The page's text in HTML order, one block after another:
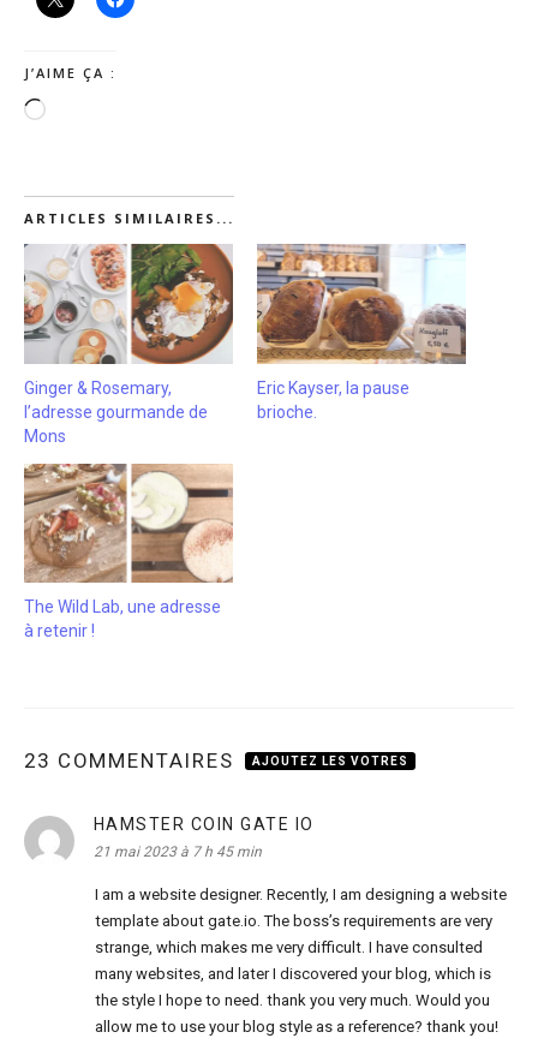
J’AIME ÇA :
Chargement…
ARTICLES SIMILAIRES...
Ginger & Rosemary,
l’adresse gourmande de
Mons
Eric Kayser, la pause
brioche.
The Wild Lab, une adresse
à retenir !
23 COMMENTAIRES AJOUTEZ LES VOTRES
HAMSTER COIN GATE IO
21 mai 2023 à 7 h 45 min
I am a website designer. Recently, I am designing a website
template about gate.io. The boss’s requirements are very
strange, which makes me very difficult. I have consulted
many websites, and later I discovered your blog, which is
the style I hope to need. thank you very much. Would you
allow me to use your blog style as a reference? thank you!